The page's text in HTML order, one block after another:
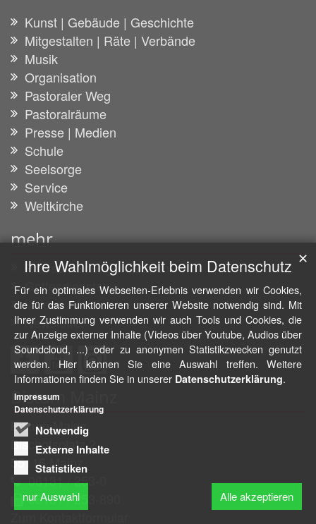
Kunst | Gebäude | Geschichte
Mitgestalten | Räte | Verbände
Musik
Organisation
Pastoraler Weg
Pastoralräume
Presse | Medien
Schule
Seelsorge
Service
Weltkirche
mehr
Pressemeldungen Bistum
Gottesdienste
Videos / Audios
Newsletter
Bistum Mainz
Bistum Mainz
Bischofsplatz 2
55116Mainz
06131 / 253-0
06131 / 253-890
Ihre Wahlmöglichkeit beim Datenschutz
Für ein optimales Webseiten-Erlebnis verwenden wir Cookies,
die für das Funktionieren unserer Website notwendig sind. Mit
Ihrer Zustimmung verwenden wir auch Tools und Cookies, die
zur Anzeige externer Inhalte (Videos über Youtube, Audios über
Soundcloud, ...) oder zu anonymen Statistikzwecken genutzt
werden. Hier können Sie eine Auswahl treffen. Weitere
Informationen finden Sie in unserer Datenschutzerklärung.
Notwendig
Externe Inhalte
Statistiken
nur Auswahl Alle akzeptieren
✕
Impressum
Datenschutzerklärung